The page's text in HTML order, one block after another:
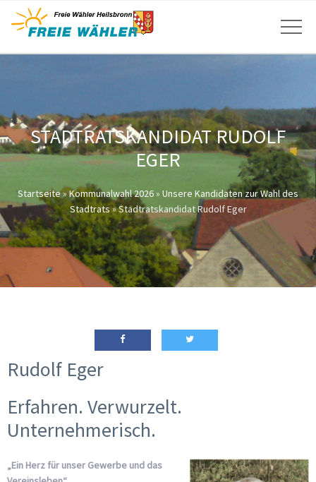
STADTRATSKANDIDAT RUDOLF
EGER
Startseite»Kommunalwahl 2026» Unsere Kandidaten zur Wahl des
Stadtrats»Stadtratskandidat Rudolf Eger
Rudolf Eger
Erfahren. Verwurzelt.
Unternehmerisch.
„Ein Herz für unser Gewerbe und das